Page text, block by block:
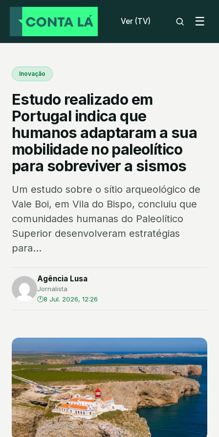
Ver (TV) ☰
Inovação
Estudo realizado em
Portugal indica que
humanos adaptaram a sua
mobilidade no paleolítico
para sobreviver a sismos
Um estudo sobre o sítio arqueológico de
Vale Boi, em Vila do Bispo, concluiu que
comunidades humanas do Paleolítico
Superior desenvolveram estratégias
para...
Agência Lusa
Jornalista
8 Jul. 2026, 12:26